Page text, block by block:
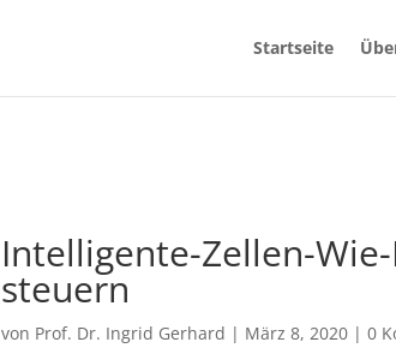
Startseite
Intelligente-Zellen-
steuern
von Prof. Dr. Ingrid Gerhard | März 8, 2020| 0